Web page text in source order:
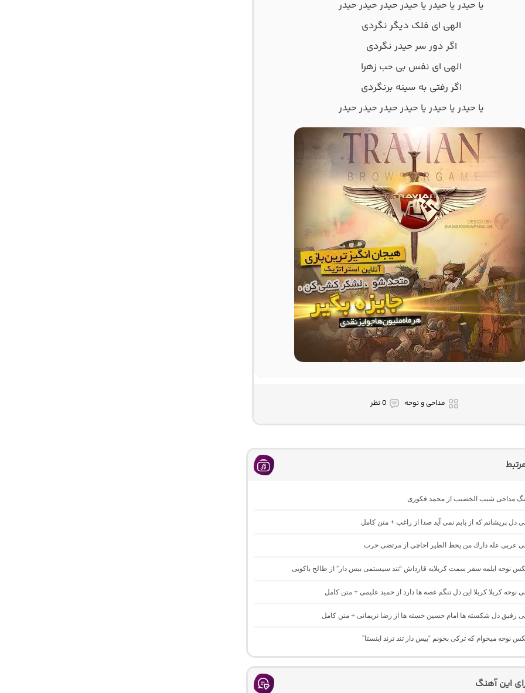
ﻳﺎ ﺣﻴﺪر ﻳﺎ ﺣﻴﺪر ﻳﺎ ﺣﻴﺪر ﺣﻴﺪر ﺣﻴﺪر ﺣﻴﺪر
اﻟﻬﻰ ای ﻓﻠﮏ دﻳﮕﺮ ﻧﮕﺮدی
اﮔﺮ دور ﺳﺮ ﺣﻴﺪر ﻧﮕﺮدی
اﻟﻬﻰ ای ﻧﻔﺲ ﺑﻰ ﺣﺐ زﻫﺮا
اﮔﺮ رﻓﺘﻰ ﺑﻪ ﺳﻴﻨﻪ ﺑﺮﻧﮕﺮدی
ﻳﺎ ﺣﻴﺪر ﻳﺎ ﺣﻴﺪر ﻳﺎ ﺣﻴﺪر ﺣﻴﺪر ﺣﻴﺪر ﺣﻴﺪر
مداحی و نوحه 0 نظر
مداحی شیب الخضیب از محمد فکوری
دل پریشانم که از بابم نمی آید صدا از راغب + متن کامل
عربی عله دارك من يحط الطير احاچي از مرتضی حرب
نوحه ایلمه سفر سمت کربلایه قارداش “تند سیستمی بیس دار” از طالح باکویی
نوحه کربلا کربلا این دل تنگم غصه ها دارد از حمید علیمی + متن کامل
رفیق دل شکسته ها امام حسین خسته ها از رضا نریمانی + متن کامل
نوحه میخوام که ترکی بخونم “بیس دار تند ترند اینستا”
این آهنگ